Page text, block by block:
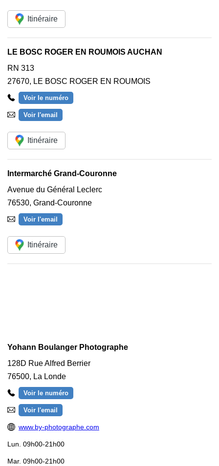
Itinéraire
LE BOSC ROGER EN ROUMOIS AUCHAN
RN 313
27670, LE BOSC ROGER EN ROUMOIS
Voir le numéro
Voir l'email
Itinéraire
Intermarché Grand-Couronne
Avenue du Général Leclerc
76530, Grand-Couronne
Voir l'email
Itinéraire
Yohann Boulanger Photographe
128D Rue Alfred Berrier
76500, La Londe
Voir le numéro
Voir l'email
www.by-photographe.com
Lun. 09h00-21h00
Mar. 09h00-21h00